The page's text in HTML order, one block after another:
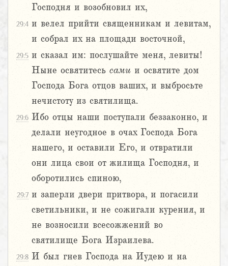
Господня и возобновил их,
29:4 и велел прийти священникам и левитам,
и собрал их на площади восточной,
29:5 и сказал им: послушайте меня, левиты!
Ныне освятитесь сами и освятите дом
Господа Бога отцов ваших, и выбросьте
нечистоту из святилища.
29:6 Ибо отцы наши поступали беззаконно, и
делали неугодное в очах Господа Бога
нашего, и оставили Его, и отвратили
они лица свои от жилища Господня, и
оборотились спиною,
29:7 и заперли двери притвора, и погасили
светильники, и не сожигали курения, и
не возносили всесожжений во
святилище Бога Израилева.
29:8 И был гнев Господа на Иудею и на